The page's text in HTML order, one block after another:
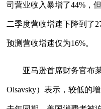
司营业收入暴增了44%，
二季度营收增速下降到了
预测营收增速仅为16%。
亚马逊首席财务官布
Olsavsky）表示，较低的